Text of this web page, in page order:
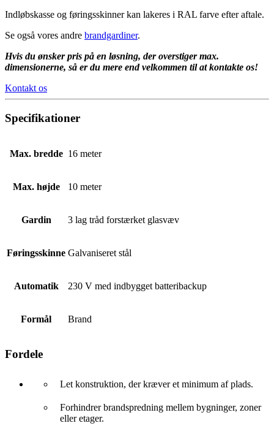
Indløbskasse og føringsskinner kan lakeres i RAL farve efter aftale.
Se også vores andre brandgardiner.
Hvis du ønsker pris på en løsning, der overstiger max.
dimensionerne, så er du mere end velkommen til at kontakte os!
Kontakt os
Specifikationer
Max. bredde 16 meter
Max. højde 10 meter
Gardin 3 lag tråd forstærket glasvæv
Føringsskinne Galvaniseret stål
Automatik 230 V med indbygget batteribackup
Formål Brand
Fordele
Let konstruktion, der kræver et minimum af plads.
Forhindrer brandspredning mellem bygninger, zoner
eller etager.